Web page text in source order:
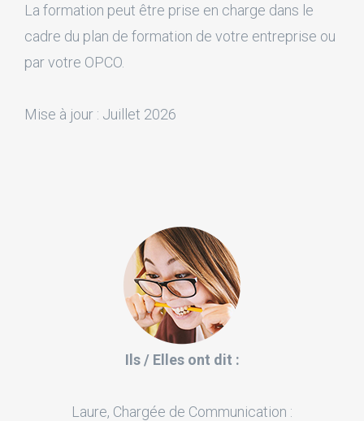
La formation peut être prise en charge dans le
cadre du plan de formation de votre entreprise ou
par votre OPCO.
Mise à jour : Juillet 2026
Ils / Elles ont dit :
Laure, Chargée de Communication :